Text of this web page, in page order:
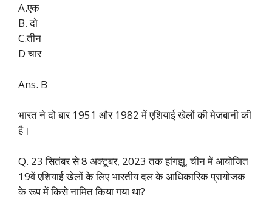
A.एक
B. दो
C.तीन
D चार
Ans. B
भारत ने दो बार 1951 और 1982 में एशियाई खेलों की मेजबानी की
है।
Q. 23 सितंबर से 8 अक्टूबर, 2023 तक हांगझू, चीन में आयोजित
19वें एशियाई खेलों के लिए भारतीय दल के आधिकारिक प्रायोजक
के रूप में किसे नामित किया गया था?